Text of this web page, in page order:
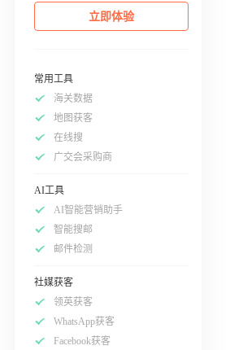
立即体验
常用工具
海关数据
地图获客
在线搜
广交会采购商
AI工具
AI智能营销助手
智能搜邮
邮件检测
社媒获客
领英获客
WhatsApp获客
Facebook获客